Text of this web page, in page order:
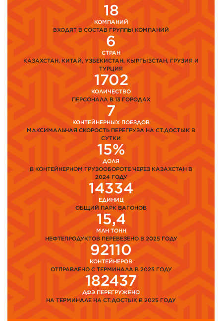
18
КОМПАНИЙ
ВХОДЯТ В СОСТАВ ГРУППЫ КОМПАНИЙ
6
СТРАН
КАЗАХСТАН, КИТАЙ, УЗБЕКИСТАН, КЫРГЫЗСТАН, ГРУЗИЯ И
ТУРЦИЯ
1702
КОЛИЧЕСТВО
ПЕРСОНАЛА В 13 ГОРОДАХ
7
КОНТЕЙНЕРНЫХ ПОЕЗДОВ
МАКСИМАЛЬНАЯ СКОРОСТЬ ПЕРЕГРУЗА НА СТ.ДОСТЫК В
СУТКИ
15%
ДОЛЯ
В КОНТЕЙНЕРНОМ ГРУЗООБОРОТЕ ЧЕРЕЗ КАЗАХСТАН В
2024 ГОДУ
14334
ЕДИНИЦ
ОБЩИЙ ПАРК ВАГОНОВ
15,4
МЛН ТОНН
НЕФТЕПРОДУКТОВ ПЕРЕВЕЗЕНО В 2025 ГОДУ
92110
КОНТЕЙНЕРОВ
ОТПРАВЛЕНО С ТЕРМИНАЛА В 2025 ГОДУ
182437
ДФЭ ПЕРЕГРУЖЕНО
НА ТЕРМИНАЛЕ НА СТ.ДОСТЫК В 2025 ГОДУ